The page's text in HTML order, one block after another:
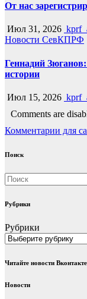
От нас
Июл 31, 2026
Новости СевКПРФ
Геннадий
истории
Июл 15, 2026
Comments are
Комментарии для
Поиск
Рубрики
Рубрики
Читайте новости Вконтакте
Новости